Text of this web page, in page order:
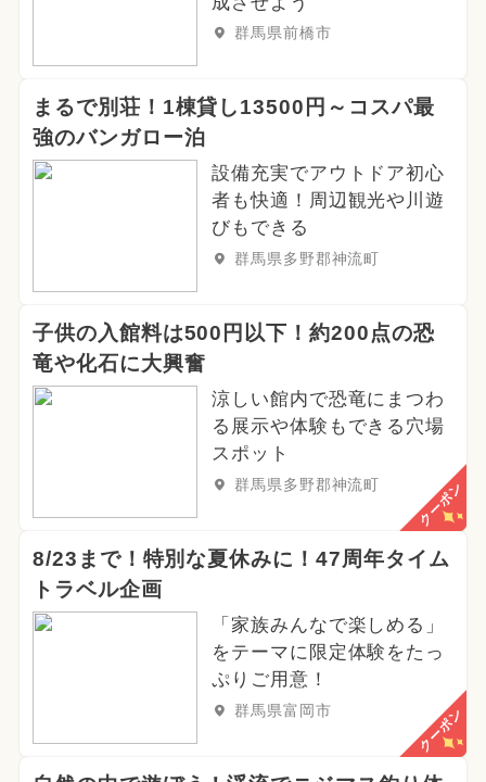
群馬県前橋市
まるで別荘！1棟貸し13500円～コスパ最
強のバンガロー泊
設備充実でアウトドア初心
者も快適！周辺観光や川遊
びもできる
群馬県多野郡神流町
子供の入館料は500円以下！約200点の恐
竜や化石に大興奮
涼しい館内で恐竜にまつわ
る展示や体験もできる穴場
スポット
群馬県多野郡神流町 クーポン
8/23まで！特別な夏休みに！47周年タイム
トラベル企画
「家族みんなで楽しめる」
をテーマに限定体験をたっ
ぷりご用意！
群馬県富岡市 クーポン